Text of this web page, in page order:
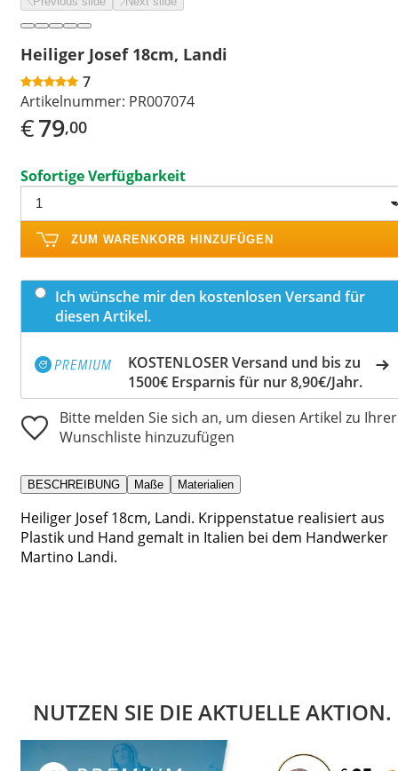
Heiliger Josef 18cm, Landi
7
Artikelnummer: PR007074
€79,00
Sofortige Verfügbarkeit
ZUM WARENKORB HINZUFÜGEN
Ich wünsche mir den kostenlosen Versand für
diesen Artikel.
KOSTENLOSER Versand und bis zu
1500€ Ersparnis für nur 8,90€/Jahr.
Bitte melden Sie sich an, um diesen Artikel zu Ihrer
Wunschliste hinzuzufügen
BESCHREIBUNG Maße Materialien
Heiliger Josef 18cm, Landi. Krippenstatue realisiert aus
Plastik und Hand gemalt in Italien bei dem Handwerker
Martino Landi.
NUTZEN SIE DIE AKTUELLE AKTION.